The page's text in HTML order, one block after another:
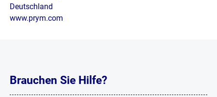
Deutschland
www.prym.com
Brauchen Sie Hilfe?